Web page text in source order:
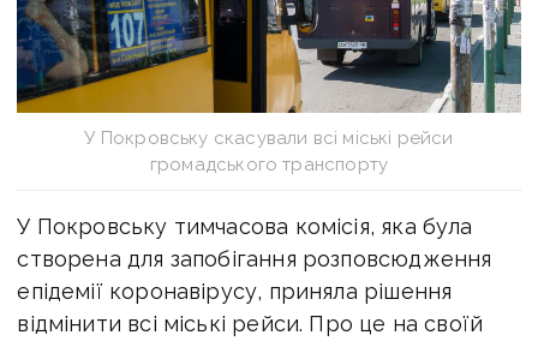
У Покровську скасували всі міські рейси
громадського транспорту
У Покровську тимчасова комісія, яка була
створена для запобігання розповсюдження
епідемії коронавірусу, приняла рішення
відмінити всі міські рейси. Про це на своїй